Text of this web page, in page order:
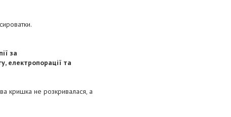
за
електропорації та
кришка не розкривалася, а